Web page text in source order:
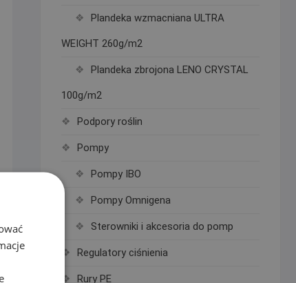
Plandeka wzmacniana ULTRA
WEIGHT 260g/m2
Plandeka zbrojona LENO CRYSTAL
100g/m2
Podpory roślin
Pompy
Pompy IBO
Pompy Omnigena
Sterowniki i akcesoria do pomp
Regulatory ciśnienia
Rury PE